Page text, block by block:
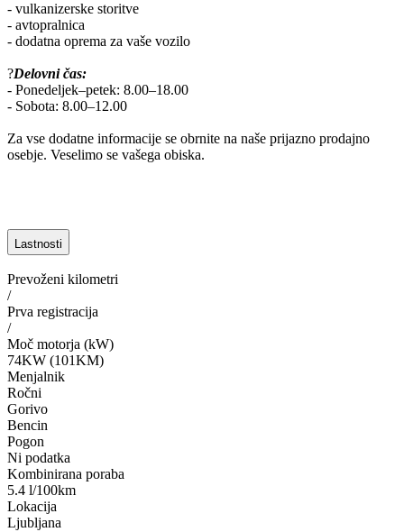
- vulkanizerske storitve
- avtopralnica
- dodatna oprema za vaše vozilo
?Delovni čas:
- Ponedeljek–petek: 8.00–18.00
- Sobota: 8.00–12.00
Za vse dodatne informacije se obrnite na naše prijazno prodajno
osebje. Veselimo se vašega obiska.
Lastnosti
Prevoženi kilometri
/
Prva registracija
/
Moč motorja (kW)
74KW (101KM)
Menjalnik
Ročni
Gorivo
Bencin
Pogon
Ni podatka
Kombinirana poraba
5.4 l/100km
Lokacija
Ljubljana